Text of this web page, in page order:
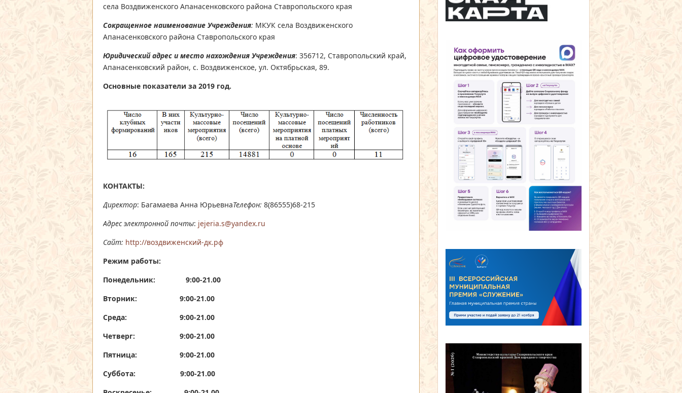
села Воздвиженского Апанасенковского района Ставропольского края
Сокращенное наименование Учреждения: МКУК села Воздвиженского
Апанасенковского района Ставропольского края
Юридический адрес и место нахождения Учреждения: 356712, Ставропольский край,
Апанасенковский район, с. Воздвиженское, ул. Октябрьская, 89.
Основные показатели за 2019 год.
КОНТАКТЫ:
Директор: Багамаева Анна ЮрьевнаТелефон: 8(86555)68-215
Адрес электронной почты: jejeria.s@yandex.ru
Сайт: http://воздвиженский-дк.рф
Режим работы:
Понедельник: 9:00-21.00
Вторник: 9:00-21.00
Среда: 9:00-21.00
Четверг: 9:00-21.00
Пятница: 9:00-21.00
Суббота: 9:00-21.00